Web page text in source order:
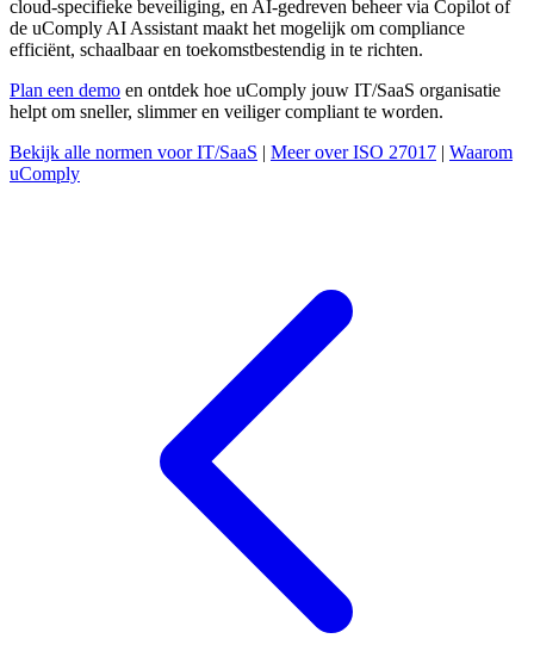
cloud-specifieke beveiliging, en AI-gedreven beheer via Copilot of
de uComply AI Assistant maakt het mogelijk om compliance
efficiënt, schaalbaar en toekomstbestendig in te richten.
Plan een demo en ontdek hoe uComply jouw IT/SaaS organisatie
helpt om sneller, slimmer en veiliger compliant te worden.
Bekijk alle normen voor IT/SaaS | Meer over ISO 27017 | Waarom
uComply